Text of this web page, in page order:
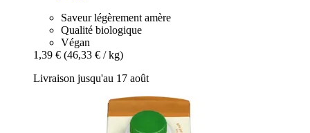
Saveur légèrement amère
Qualité biologique
Végan
1,39 € (46,33 € / kg)
Livraison jusqu'au 17 août